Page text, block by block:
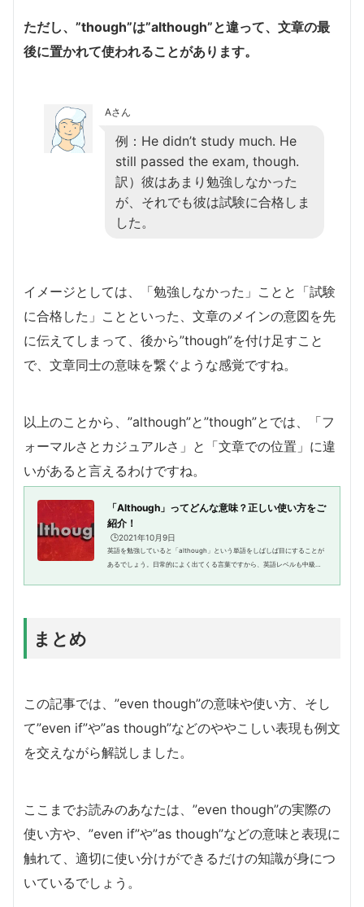
ただし、”though”は”although”と違って、文章の最
後に置かれて使われることがあります。
Aさん
例：He didn’t study much. He
still passed the exam, though.
訳）彼はあまり勉強しなかった
が、それでも彼は試験に合格しま
した。
イメージとしては、「勉強しなかった」ことと「試験
に合格した」ことといった、文章のメインの意図を先
に伝えてしまって、後から”though”を付け足すこと
で、文章同士の意味を繋ぐような感覚ですね。
以上のことから、”although”と”though”とでは、「フ
ォーマルさとカジュアルさ」と「文章での位置」に違
いがあると言えるわけですね。
「Although」ってどんな意味？正しい使い方をご
紹介！
🕒️2021年10月9日
英語を勉強していると「although」という単語をしばしば目にすることが
あるでしょう。日常的によく出てくる言葉ですから、英語レベルも中級に
まとめ
この記事では、”even though”の意味や使い方、そし
て”even if”や”as though”などのややこしい表現も例文
を交えながら解説しました。
ここまでお読みのあなたは、”even though”の実際の
使い方や、”even if”や”as though”などの意味と表現に
触れて、適切に使い分けができるだけの知識が身につ
いているでしょう。